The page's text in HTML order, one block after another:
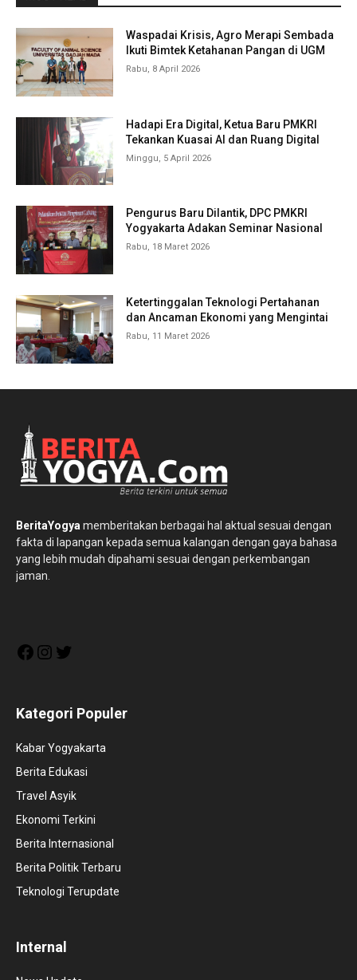
Waspadai Krisis, Agro Merapi Sembada
Ikuti Bimtek Ketahanan Pangan di UGM
Rabu, 8 April 2026
Hadapi Era Digital, Ketua Baru PMKRI
Tekankan Kuasai AI dan Ruang Digital
Minggu, 5 April 2026
Pengurus Baru Dilantik, DPC PMKRI
Yogyakarta Adakan Seminar Nasional
Rabu, 18 Maret 2026
Ketertinggalan Teknologi Pertahanan
dan Ancaman Ekonomi yang Mengintai
Rabu, 11 Maret 2026
BeritaYogya memberitakan berbagai hal aktual sesuai dengan
fakta di lapangan kepada semua kalangan dengan gaya bahasa
yang lebih mudah dipahami sesuai dengan perkembangan
jaman.
FacebookInstagram
Kategori Populer
Kabar Yogyakarta
Berita Edukasi
Travel Asyik
Ekonomi Terkini
Berita Internasional
Berita Politik Terbaru
Teknologi Terupdate
Internal